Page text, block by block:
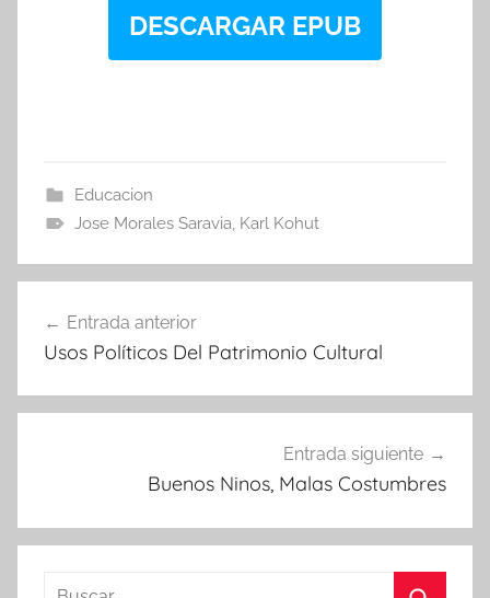
DESCARGAR EPUB
Educacion
Jose Morales Saravia Karl Kohut
de
Entrada anterior
Usos Políticos Del Patrimonio Cultural
Entrada siguiente
Buenos Ninos, Malas Costumbres
Buscar: